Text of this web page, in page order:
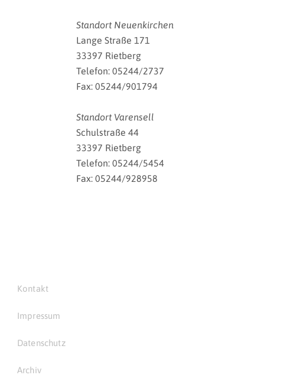
Standort Neuenkirchen
Lange Straße 171
33397 Rietberg
Telefon: 05244/2737
Fax: 05244/901794
Standort Varensell
Schulstraße 44
33397 Rietberg
Telefon: 05244/5454
Fax: 05244/928958
Kontakt
Impressum
Datenschutz
Archiv